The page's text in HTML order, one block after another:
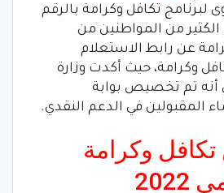
لبرنامج تكافل وكرامة بالرقم
الكثير من المواطنين من
عن رابط الاستعلام
وكرامة، حيث أكدت وزارة
أنه تم تخصيص بوابة
المقبولين في الدعم النقدي.
وكرامة